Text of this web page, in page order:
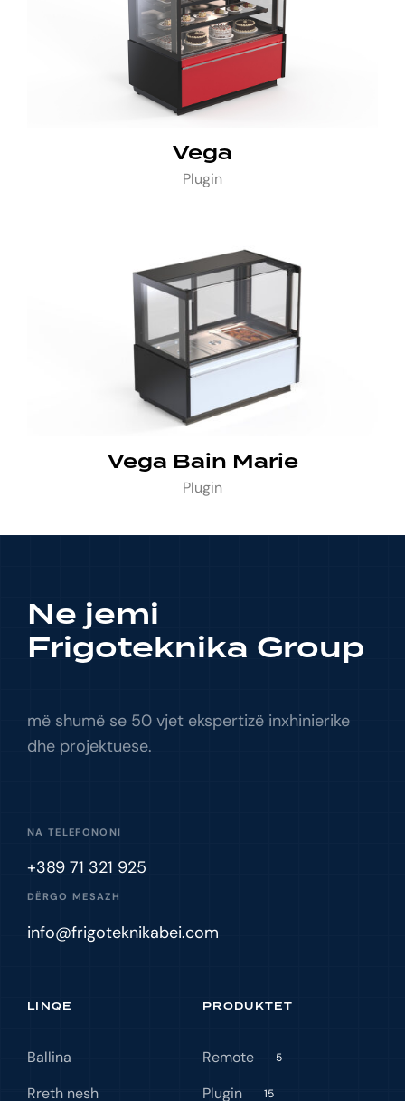
Vega
Plugin
Vega Bain Marie
Plugin
Ne jemi
Frigoteknika Group
më shumë se 50 vjet ekspertizë inxhinierike
dhe projektuese.
NA TELEFONONI
+389 71 321 925
DËRGO MESAZH
info@frigoteknikabei.com
LINQE
Ballina
Rreth nesh
PRODUKTET
Remote 5
Plugin 15